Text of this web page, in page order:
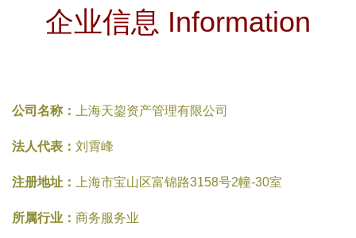
企业信息 Information
公司名称： 上海天鋆资产管理有限公司
法人代表： 刘霄峰
注册地址： 上海市宝山区富锦路3158号2幢-30室
所属行业： 商务服务业